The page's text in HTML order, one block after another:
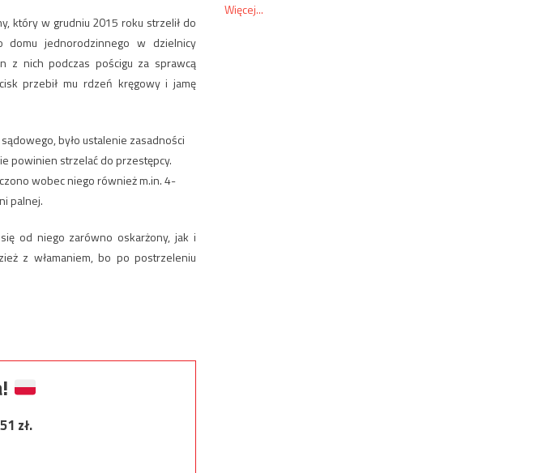
który w grudniu 2015 roku strzelił do
domu jednorodzinnego w dzielnicy
z nich podczas pościgu za sprawcą
przebił mu rdzeń kręgowy i jamę
było ustalenie zasadności
powinien strzelać do przestępcy.
wobec niego również m.in. 4-
palnej.
od niego zarówno oskarżony, jak i
z włamaniem, bo po postrzeleniu
zł.
Więcej...